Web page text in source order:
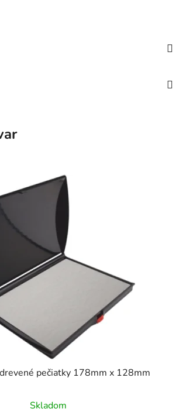
pečiatky 178mm x 128mm
hodnotenie
Skladom